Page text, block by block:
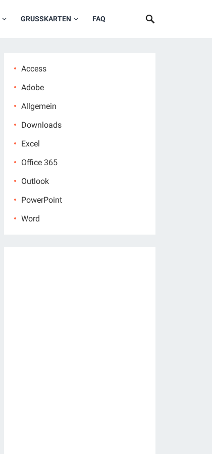
GRUSSKARTEN FAQ
Access
Adobe
Allgemein
Downloads
Excel
Office 365
Outlook
PowerPoint
Word